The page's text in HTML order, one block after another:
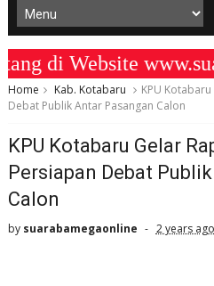
Website
Home Kab. Kotabaru
KPU
Debat Publik Antar Pasangan Calon
KPU Kotabaru Gelar
Persiapan Debat
Calon
by suarabamegaonline 2 years ago